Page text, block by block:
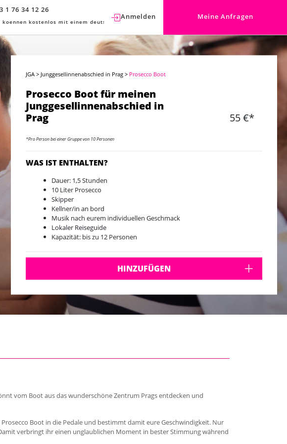
1 76 34 12 26
koennen kostenlos mit einem deutschen Berater sprechen.
Anmelden Meine Anfragen
JGA > Junggesellinnenabschied in Prag > Prosecco Boot
Prosecco Boot für meinen
Junggesellinnenabschied in
Prag
55 €*
*Pro Person bei einer Gruppe von 10 Personen
WAS IST ENTHALTEN?
Dauer: 1,5 Stunden
10 Liter Prosecco
Skipper
Kellner/in an bord
Musik nach eurem individuellen Geschmack
Lokaler Reiseguide
Kapazität: bis zu 12 Personen
HINZUFÜGEN
vom Boot aus das wunderschöne Zentrum Prags entdecken und
Boot in die Pedale und bestimmt damit eure Geschwindigkeit. Nur
verbringt ihr einen unglaublichen Moment in bester Stimmung während